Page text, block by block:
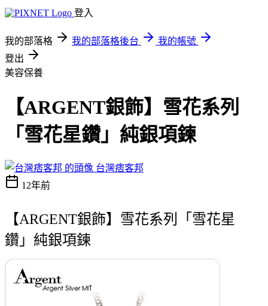
登入
我的部落格 我的部落格後台
我的帳號
登出
美容保養
【ARGENT銀飾】雪花系列
「雪花星鑽」純銀項鍊
台灣痞客邦
12年前
【ARGENT銀飾】雪花系列「雪花星
鑽」純銀項鍊